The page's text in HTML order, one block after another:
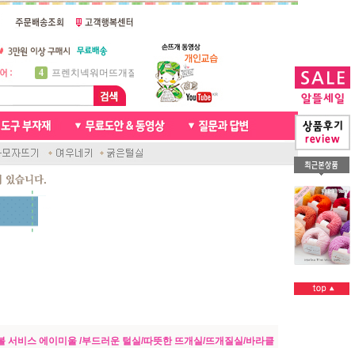
5
비니방울모자 동영상
6
꽈배기목도리
7
천연가죽 핸드메이드라벨
8
신생아모자뜨기
10
손뜨개인형
1
자라무늬 목도리뜨기
2
서비스 에이미울 /부드러운 털실/따뜻한 뜨개실/뜨개질실/바라클